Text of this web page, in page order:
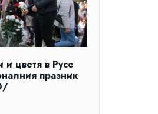
и цветя в Русе
празник